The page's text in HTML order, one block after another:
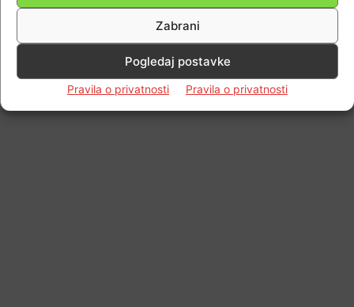
Zabrani
Pogledaj postavke
Pravila o privatnosti Pravila o privatnosti